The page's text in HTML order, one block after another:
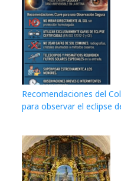
Recomendaciones del
para observar el eclipse